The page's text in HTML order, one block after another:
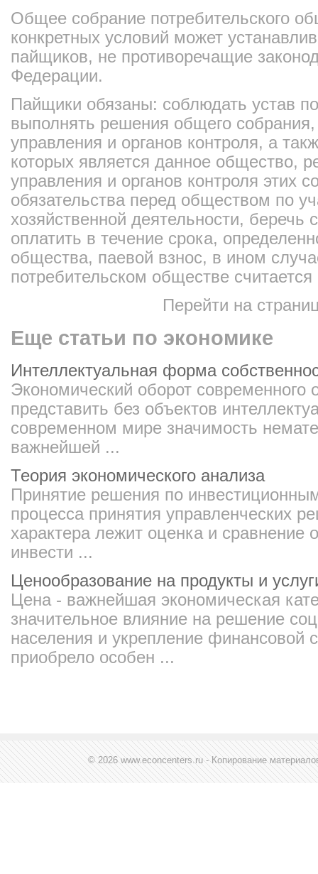
Общее собрание потребительского
конкретных условий может
пайщиков, не противоречащие
Федерации.
Пайщики обязаны: соблюдать устав
выполнять решения общего собрания,
управления и органов контроля, а
которых является данное общество,
управления и органов контроля этих
обязательства перед обществом по
хозяйственной деятельности, беречь
оплатить в течение срока,
общества, паевой взнос, в ином
потребительском обществе
Перейти на
Еще статьи по экономике
Интеллектуальная форма
Экономический оборот
представить без объектов
современном мире значимость
важнейшей ...
Теория экономического анализа
Принятие решения по
процесса принятия управленческих
характера лежит оценка и сравнение
инвести ...
Ценообразование на продукты и
Цена - важнейшая экономическая
значительное влияние на решение
населения и укрепление финансовой
приобрело особен ...
© 2026 www.econcenters.ru - Копирование